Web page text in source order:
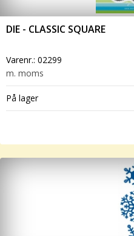
DIE - CLASSIC SQUARE
Varenr.: 02299
m. moms
På lager